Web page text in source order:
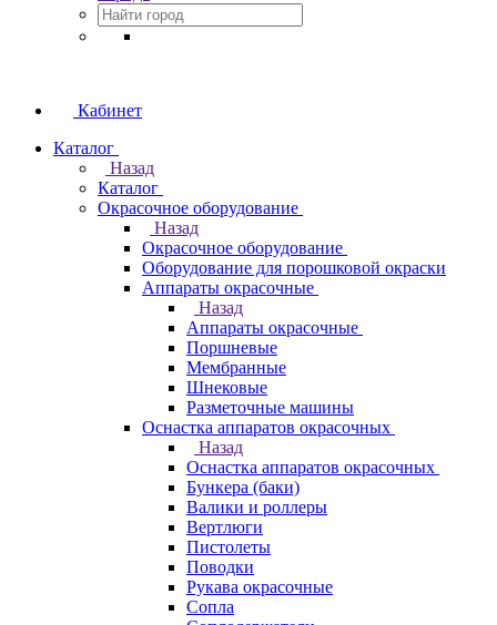
Кабинет
Каталог
Назад
Каталог
Окрасочное оборудование
Назад
Окрасочное оборудование
Оборудование для порошковой окраски
Аппараты окрасочные
Назад
Аппараты окрасочные
Поршневые
Мембранные
Шнековые
Разметочные машины
Оснастка аппаратов окрасочных
Назад
Оснастка аппаратов окрасочных
Бункера (баки)
Валики и роллеры
Вертлюги
Пистолеты
Поводки
Рукава окрасочные
Сопла